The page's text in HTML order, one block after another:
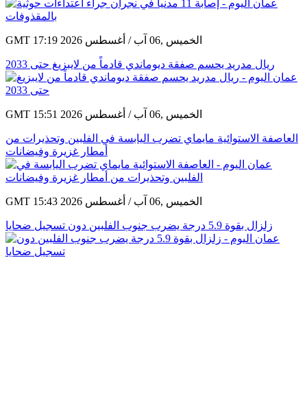
GMT 17:19 2026 الخميس ,06 آب / أغسطس
ريال مدريد يحسم صفقة ديوماندي قادماً من لايبزيغ حتى 2033
GMT 15:51 2026 الخميس ,06 آب / أغسطس
العاصفة الاستوائية مايماي تضرب اليابسة في الفلبين وتحذيرات من
أمطار غزيرة وفيضانات
GMT 15:43 2026 الخميس ,06 آب / أغسطس
زلزال بقوة 5.9 درجة يضرب جنوب الفلبين دون تسجيل ضحايا